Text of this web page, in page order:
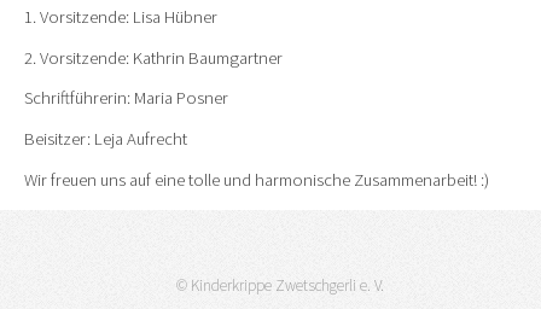
1. Vorsitzende: Lisa Hübner
2. Vorsitzende: Kathrin Baumgartner
Schriftführerin: Maria Posner
Beisitzer: Leja Aufrecht
Wir freuen uns auf eine tolle und harmonische Zusammenarbeit! :)
© Kinderkrippe Zwetschgerli e. V.